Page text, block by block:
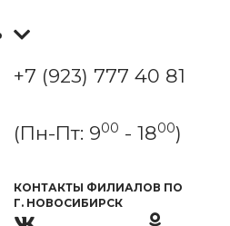
+7 (923) 777 40 81
(Пн-Пт: 900 - 1800)
КОНТАКТЫ ФИЛИАЛОВ ПО
Г. НОВОСИБИРСК